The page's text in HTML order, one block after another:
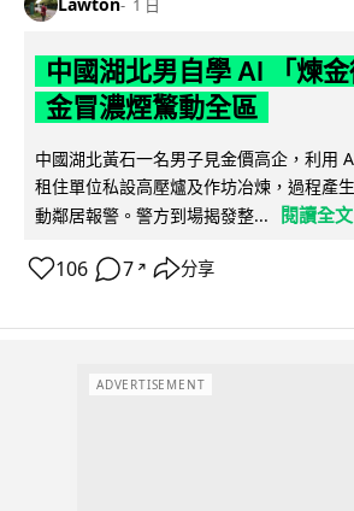
1 日
中國湖北男自學 AI 「煉
金冒濃煙驚動全區
中國湖北黃石一名男子見金價高企，利用
租住單位私設高壓爐及作坊冶煉，過程產
動鄰居報警。警方到場揭發整...
閱讀全文
106 7 ↗ 分享
ADVERTISEMENT